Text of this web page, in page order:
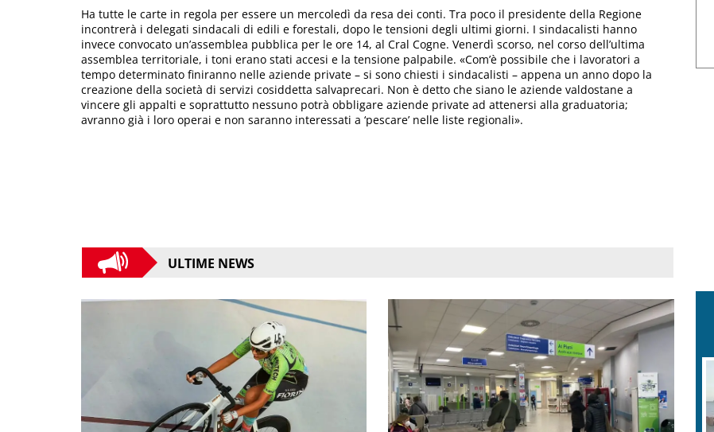
Ha tutte le carte in regola per essere un mercoledì da resa dei conti. Tra poco il presidente della Regione
incontrerà i delegati sindacali di edili e forestali, dopo le tensioni degli ultimi giorni. I sindacalisti hanno
invece convocato un’assemblea pubblica per le ore 14, al Cral Cogne. Venerdì scorso, nel corso dell’ultima
assemblea territoriale, i toni erano stati accesi e la tensione palpabile. «Com’è possibile che i lavoratori a
tempo determinato finiranno nelle aziende private – si sono chiesti i sindacalisti – appena un anno dopo la
creazione della società di servizi cosiddetta salvaprecari. Non è detto che siano le aziende valdostane a
vincere gli appalti e soprattutto nessuno potrà obbligare aziende private ad attenersi alla graduatoria;
avranno già i loro operai e non saranno interessati a ‘pescare’ nelle liste regionali».
ULTIME NEWS